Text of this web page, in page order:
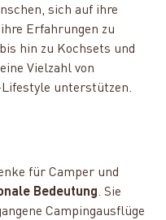
sich auf ihre
Erfahrungen zu
hin zu Kochsets und
Vielzahl von
Lifestyle unterstützen.
für Camper und
Bedeutung. Sie
Campingausflüge